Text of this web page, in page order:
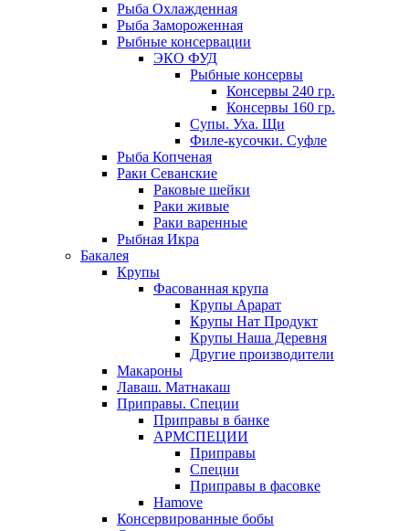
Рыба Охлажденная
Рыба Замороженная
Рыбные консервации
ЭКО ФУД
Рыбные консервы
Консервы 240 гр.
Консервы 160 гр.
Супы. Уха. Щи
Филе-кусочки. Суфле
Рыба Копченая
Раки Севанские
Раковые шейки
Раки живые
Раки варенные
Рыбная Икра
Бакалея
Крупы
Фасованная крупа
Крупы Арарат
Крупы Нат Продукт
Крупы Наша Деревня
Другие производители
Макароны
Лаваш. Матнакаш
Приправы. Специи
Приправы в банке
АРМСПЕЦИИ
Приправы
Специи
Приправы в фасовке
Hamove
Консервированные бобы